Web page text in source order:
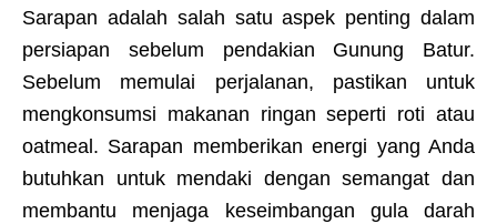
Sarapan adalah salah satu aspek penting dalam
persiapan sebelum pendakian Gunung Batur.
Sebelum memulai perjalanan, pastikan untuk
mengkonsumsi makanan ringan seperti roti atau
oatmeal. Sarapan memberikan energi yang Anda
butuhkan untuk mendaki dengan semangat dan
membantu menjaga keseimbangan gula darah